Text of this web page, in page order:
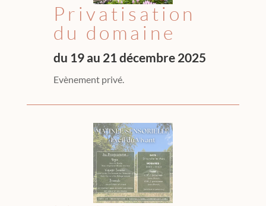
Privatisation
du domaine
du 19 au 21 décembre 2025
Evènement privé.